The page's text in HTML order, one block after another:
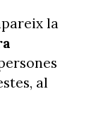
la
al